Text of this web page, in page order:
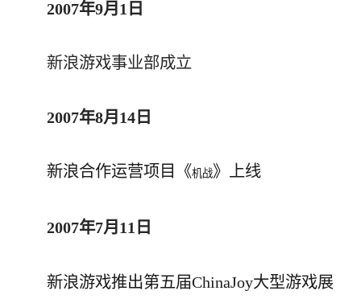
2007年9月1日
新浪游戏事业部成立
2007年8月14日
新浪合作运营项目《机战》上线
2007年7月11日
新浪游戏推出第五届ChinaJoy大型游戏展